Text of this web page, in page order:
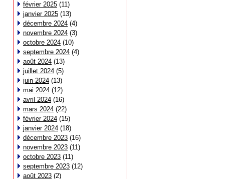
février 2025 (11)
janvier 2025 (13)
décembre 2024 (4)
novembre 2024 (3)
octobre 2024 (10)
septembre 2024 (4)
août 2024 (13)
juillet 2024 (5)
juin 2024 (13)
mai 2024 (12)
avril 2024 (16)
mars 2024 (22)
février 2024 (15)
janvier 2024 (18)
décembre 2023 (16)
novembre 2023 (11)
octobre 2023 (11)
septembre 2023 (12)
août 2023 (2)